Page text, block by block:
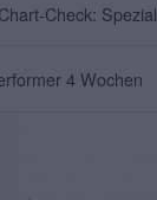
Chart-Check: Spezial
4 Wochen